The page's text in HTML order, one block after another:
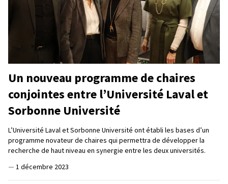
Un nouveau programme de chaires
conjointes entre l’Université Laval et
Sorbonne Université
L’Université Laval et Sorbonne Université ont établi les bases d’un
programme novateur de chaires qui permettra de développer la
recherche de haut niveau en synergie entre les deux universités.
— 1 décembre 2023